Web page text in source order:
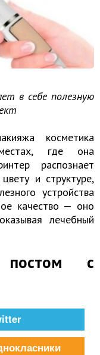
в себе полезную
косметика
где она
распознает
и структуре,
устройства
качество — оно
лечебный
постом с